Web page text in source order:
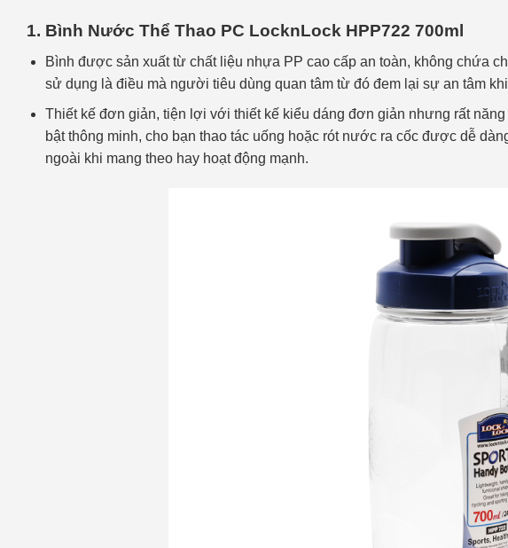
1. Bình Nước Thể Thao PC LocknLock HPP722 700ml
Bình được sản xuất từ chất liệu nhựa PP cao cấp an toàn, không chứa
sử dụng là điều mà người tiêu dùng quan tâm từ đó đem lại sự an tâm
Thiết kế đơn giản, tiện lợi với thiết kế kiểu dáng đơn giản nhưng rất
bật thông minh, cho bạn thao tác uống hoặc rót nước ra cốc được dễ
ngoài khi mang theo hay hoạt động mạnh.